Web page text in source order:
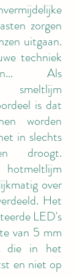
zorgen
uitgaan.
techniek
Als
smeltlijm
is dat
worden
in slechts
droogt.
hotmeltlijm
over
Het
LED's
van 5 mm
die in het
en niet op